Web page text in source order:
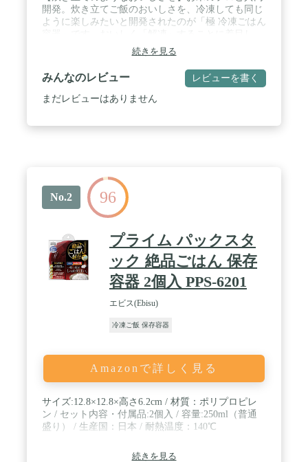
開発。炊き立てご飯のおいしさを、冷凍しても同じ
ように楽しみたいと開発されたのが「極 冷凍ごはん
電子レンジでムラなくふっくらと温められるかたち
を極めました。フタをしたまま加熱できます。※仕
様変更により、ホワイト色が順次新しくなっており
ます。 / 【余分な水分を落としてご飯がべたつかな
い】すのこパーツで余分な水分が下に落ち、ご飯の
プルなデザインだから、このまま食卓に出したり、
お弁当のごはん容器としても違和感なく使えます。
/ 【使用方法】「1」炊き立てのきちんとほぐしたご
飯をふんわりと入れて、ふたを閉めます。「2」あ
ら熱がとれたら冷凍します。「3」食べるときは、
ふたをしたまま電子レンジで加熱してください。
【レンジ加熱時間の目安】 一膳分(約180g) : 500Wで
約3分30秒。 / 【材質】ポリプロピレン【耐熱温
度】約140℃【耐冷温度】約-20℃【サイズ】約
白米・雑穀米など、どんな種類のごはんが入ってい
ア」は2個入りの販売になります。
続きを見る
みんなのレビュー レビューを書く
まだレビューはありません
No.2 96
プライム パックスタ
ック 絶品ごはん 保存
容器 2個入 PPS-6201
エビス(Ebisu)
冷凍ご飯 保存容器
Amazonで詳しく見る
サイズ:12.8×12.8×高さ6.2cm / 材質：ポリプロピレ
ン / セット内容・付属品:2個入 / 容量:250ml（普通
盛り） / 生産国：日本 / 耐熱温度：140℃
続きを見る